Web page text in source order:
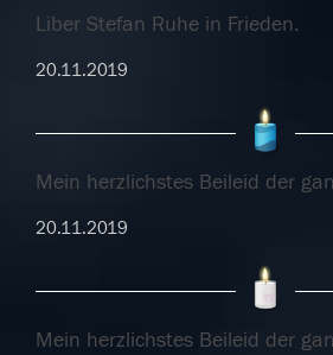
Liber Stefan Ruhe in Frieden.
20.11.2019
Mein herzlichstes Beileid der
20.11.2019
Mein herzlichstes Beileid der